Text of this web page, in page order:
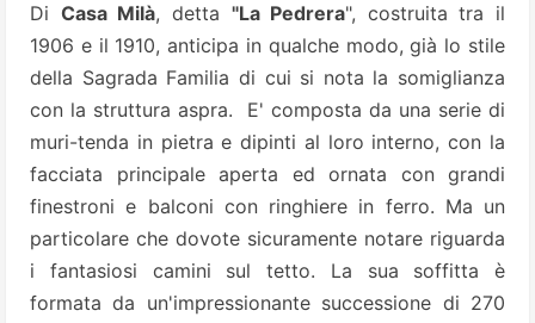
Di Casa Milà, detta "La Pedrera", costruita tra il
1906 e il 1910, anticipa in qualche modo, già lo stile
della Sagrada Familia di cui si nota la somiglianza
con la struttura aspra. E' composta da una serie di
muri-tenda in pietrae dipinti al loro interno, con la
facciata principale aperta ed ornata con grandi
finestroni e balconi con ringhiere in ferro. Ma un
particolare che dovote sicuramente notare riguarda
i fantasiosi camini sul tetto. La sua soffitta è
formata da un'impressionante successione di 270